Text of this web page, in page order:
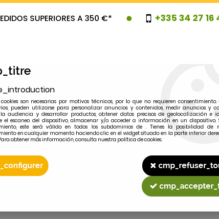
SUPERIORES A 350 €* +335 34 27 16
PROMOCIONES
MODELO
son necesarias por motivos técnicos, por lo que no requieren consentimiento.
pueden utilizarse para personalizar anuncios y contenidos, medir anuncios y
audiencia y desarrollar productos, obtener datos precisos de geolocalización e
el escaneo del dispositivo, almacenar y/o acceder a información en un dispositivo.
este será válido en todos los subdominios de . Tienes la posibilidad de
en cualquier momento haciendo clic en el widget situado en la parte inferior
obtener más información, consulta nuestra política de cookies.